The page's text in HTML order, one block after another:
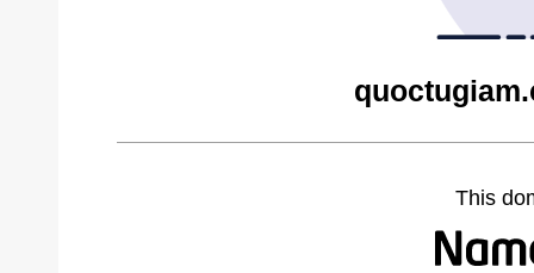
This